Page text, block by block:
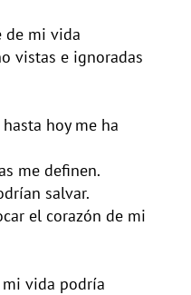
de mi vida
vistas e ignoradas
hoy me ha
me definen.
salvar.
el corazón de mi
vida podría